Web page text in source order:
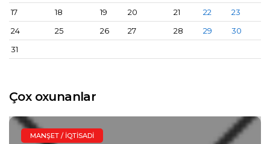
17
18 19 20 21 22
23
24
25 26 27 28 29
30
31
Çox oxunanlar
MANŞET / İQTISADI